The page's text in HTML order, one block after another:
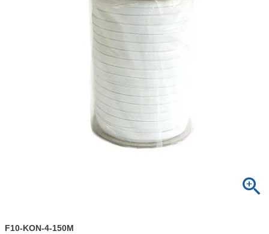
F10-KON-4-150M